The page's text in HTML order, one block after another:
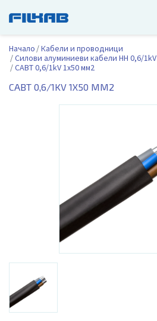
Начало
Кабели и проводници
Силови алуминиеви кабели НН 0,6/1kV
САВТ 0,6/1kV 1x50 мм2
САВТ 0,6/1KV 1X50 ММ2